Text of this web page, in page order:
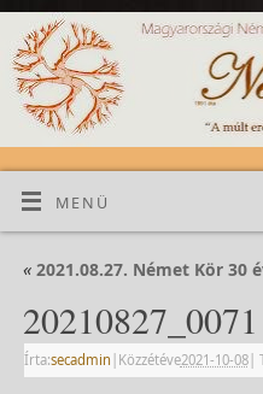
MENÜ
«2021.08.27. Német Kör 30
20210827_0071
Írta:secadmin | Közzétéve2021-10-08|